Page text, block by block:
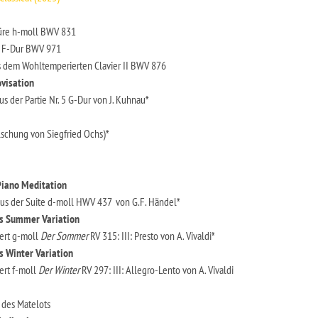
h-moll BWV 831
Dur BWV 971
dem Wohltemperierten Clavier II BWV 876
der Partie Nr. 5 G-Dur von J. Kuhnau*
von Siegfried Ochs)*
Meditation
der Suite d-moll HWV 437 von G.F. Händel*
Summer Variation
g-moll Der SommerRV 315: III: Presto von A. Vivaldi*
Winter Variation
f-moll Der WinterRV 297: III: Allegro-Lento von A. Vivaldi
Matelots